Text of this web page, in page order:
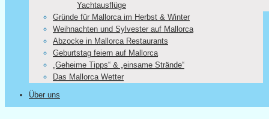
Yachtausflüge
Gründe für Mallorca im Herbst & Winter
Weihnachten und Sylvester auf Mallorca
Abzocke in Mallorca Restaurants
Geburtstag feiern auf Mallorca
„Geheime Tipps“ & „einsame Strände“
Das Mallorca Wetter
Über uns